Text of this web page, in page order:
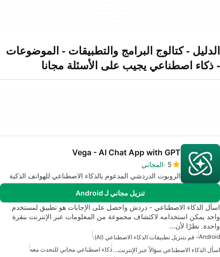
الدليل - كتالوج البرامج والتطبيقات - الموضوعات
- ذكاء اصطناعي يجيب على الأسئلة مجانا
Vega - AI Chat App with GPT
5 المجاني
الروبوت الدردشي المدعوم بالذكاء الاصطناعي للهواتف الذكية
تنزيل مجاني لـ Android
اسأل الذكاء الاصطناعي - دردش واحصل على الإجابات هو تطبيق لمستخدم
واحد يمكن استخدامه لاكتشاف مجموعة من المعلومات عبر الإنترنت بنقرة
واحدة. نظرًا لأن…
Android- قم بتنزيل تطبيقات الذكاء الاصطناعي (AI).
اسأل الذكاء الاصطناعي سؤالاً عبر الإنترنت مجانًا ذكاء اصطناعي مجاني للتحدث معه